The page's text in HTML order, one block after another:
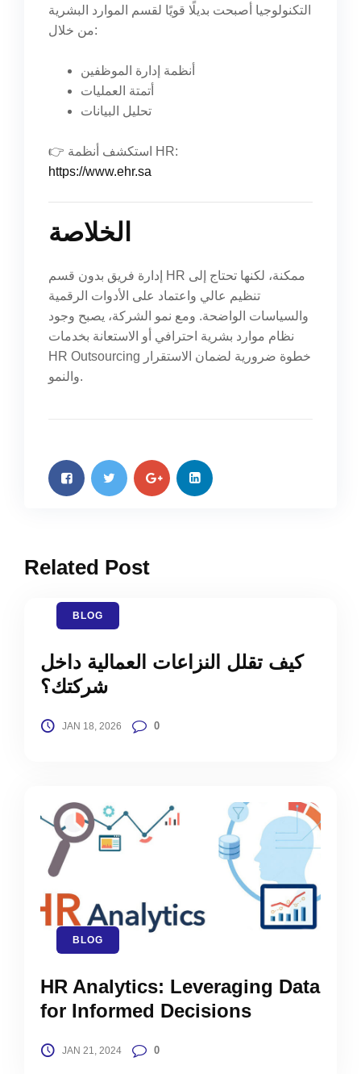
التكنولوجيا أصبحت بديلًا قويًا لقسم الموارد البشرية
من خلال:
أنظمة إدارة الموظفين
أتمتة العمليات
تحليل البيانات
👉 استكشف أنظمة HR:
https://www.ehr.sa
الخلاصة
إدارة فريق بدون قسم HR ممكنة، لكنها تحتاج إلى
تنظيم عالي واعتماد على الأدوات الرقمية
والسياسات الواضحة. ومع نمو الشركة، يصبح وجود
نظام موارد بشرية احترافي أو الاستعانة بخدمات
HR Outsourcing خطوة ضرورية لضمان الاستقرار
والنمو.
Related Post
BLOG
كيف تقلل النزاعات العمالية داخل
شركتك؟
JAN 18, 2026 0
BLOG
HR Analytics: Leveraging Data
for Informed Decisions
JAN 21, 2024 0